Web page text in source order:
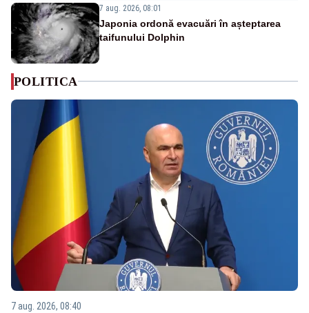
7 aug. 2026, 08:01
Japonia ordonă evacuări în așteptarea
taifunului Dolphin
POLITICA
7 aug. 2026, 08:40